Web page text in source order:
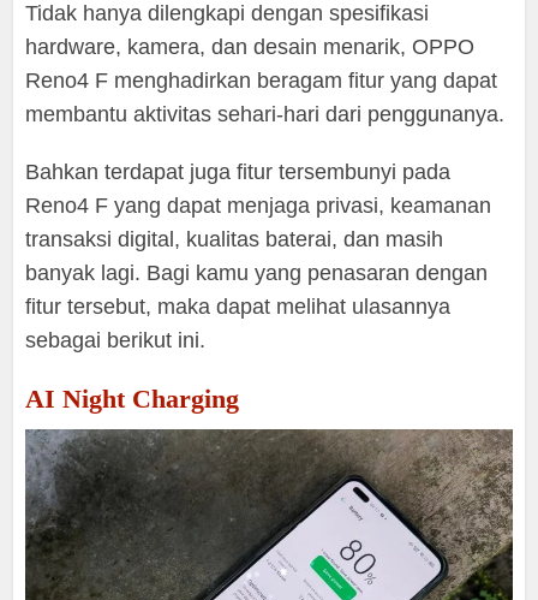
Tidak hanya dilengkapi dengan spesifikasi
hardware, kamera, dan desain menarik, OPPO
Reno4 F menghadirkan beragam fitur yang dapat
membantu aktivitas sehari-hari dari penggunanya.
Bahkan terdapat juga fitur tersembunyi pada
Reno4 F yang dapat menjaga privasi, keamanan
transaksi digital, kualitas baterai, dan masih
banyak lagi. Bagi kamu yang penasaran dengan
fitur tersebut, maka dapat melihat ulasannya
sebagai berikut ini.
AI Night Charging